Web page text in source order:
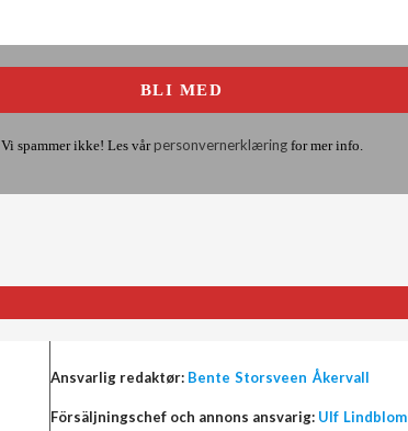
Vi spammer ikke! Les vår personvernerklæringfor mer info.
Ansvarlig redaktør: Bente Storsveen Åkervall
Försäljningschef och annons ansvarig: Ulf Lindblom